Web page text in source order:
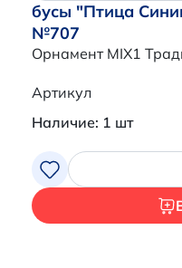
бусы "Птица
№707
Орнамент MIX1
Артикул
Наличие: 1 шт